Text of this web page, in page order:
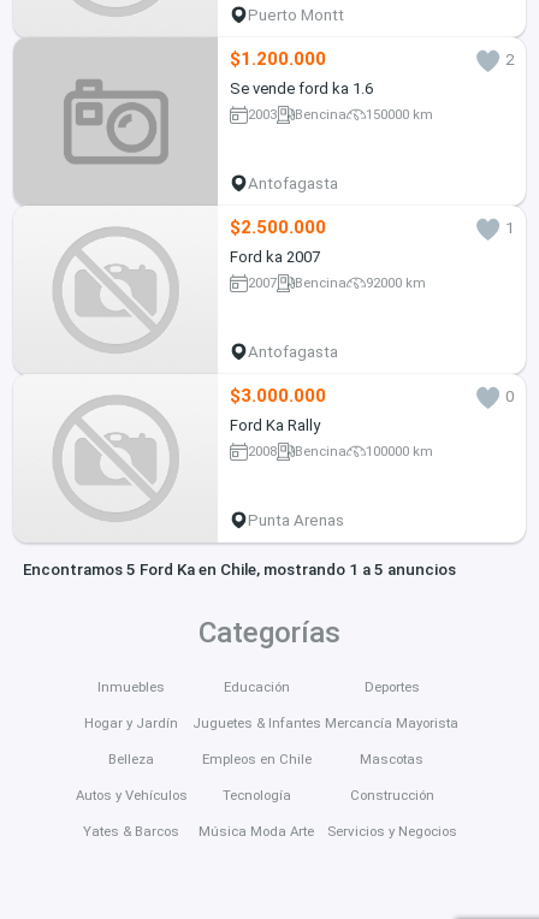
Puerto Montt
$1.200.000
2
Se vende ford ka 1.6
2003 Bencina 150000 km
Antofagasta
$2.500.000
1
Ford ka 2007
2007 Bencina 92000 km
Antofagasta
$3.000.000
0
Ford Ka Rally
2008 Bencina 100000 km
Punta Arenas
Encontramos 5 Ford Ka en Chile, mostrando 1 a 5 anuncios
Categorías
Inmuebles
Hogar y Jardín
Belleza
Autos y Vehículos
Yates & Barcos
Educación
Juguetes & Infantes
Empleos en Chile
Tecnología
Música Moda Arte
Deportes
Mercancía Mayorista
Mascotas
Construcción
Servicios y Negocios